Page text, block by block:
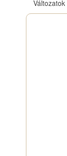
Változatok